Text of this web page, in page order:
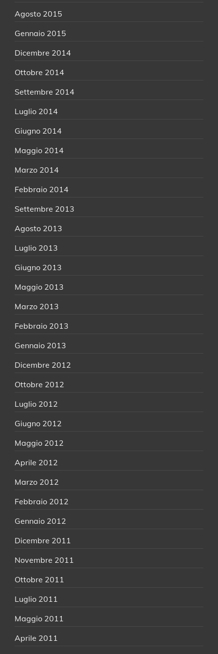
Agosto 2015
Gennaio 2015
Dicembre 2014
Ottobre 2014
Settembre 2014
Luglio 2014
Giugno 2014
Maggio 2014
Marzo 2014
Febbraio 2014
Settembre 2013
Agosto 2013
Luglio 2013
Giugno 2013
Maggio 2013
Marzo 2013
Febbraio 2013
Gennaio 2013
Dicembre 2012
Ottobre 2012
Luglio 2012
Giugno 2012
Maggio 2012
Aprile 2012
Marzo 2012
Febbraio 2012
Gennaio 2012
Dicembre 2011
Novembre 2011
Ottobre 2011
Luglio 2011
Maggio 2011
Aprile 2011